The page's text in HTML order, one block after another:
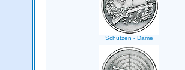
Schützen - Dame